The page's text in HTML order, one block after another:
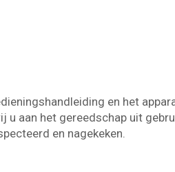
en het
aan het gereedschap uit
en nagekeken.